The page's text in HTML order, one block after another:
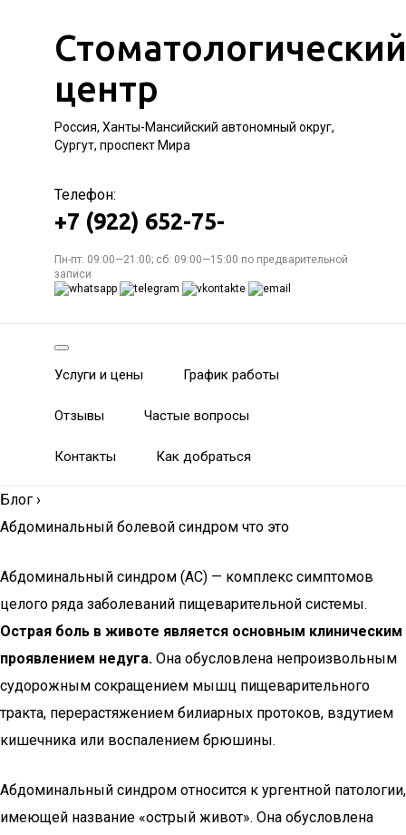
Стоматологический
центр
Россия, Ханты-Мансийский автономный округ,
Сургут, проспект Мира
Телефон:
+7 (922) 652-75-
Пн-пт: 09:00—21:00; сб: 09:00—15:00 по предварительной
записи
Услуги и цены График работы
Отзывы Частые вопросы
Контакты Как добраться
Блог ›
Абдоминальный болевой синдром что это
Абдоминальный синдром (АС) — комплекс симптомов
целого ряда заболеваний пищеварительной системы.
Острая боль в животе является основным клиническим
проявлением недуга. Она обусловлена непроизвольным
судорожным сокращением мышц пищеварительного
тракта, перерастяжением билиарных протоков, вздутием
кишечника или воспалением брюшины.
Абдоминальный синдром относится к ургентной патологии,
имеющей название «острый живот». Она обусловлена